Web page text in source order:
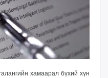
хамаарал бүхий хүн